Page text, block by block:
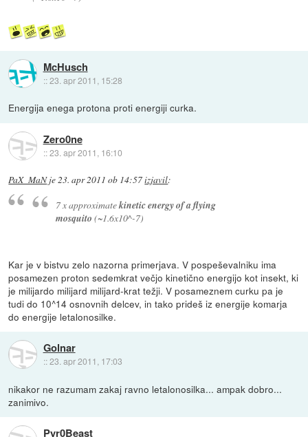
McHusch
::23. apr 2011, 15:28
Energija enega protona proti energiji curka.
Zero0ne
::23. apr 2011, 16:10
PaX_MaNje23. apr 2011 ob 14:57izjavil:
7 x approximatekinetic energy of a flying
mosquito (~1.6x10^-7)
Kar je v bistvu zelo nazorna primerjava. V pospeševalniku ima
posamezen proton sedemkrat večjo kinetično energijo kot insekt, ki
je milijardo milijard milijard-krat težji. V posameznem curku pa je
tudi do 10^14 osnovnih delcev, in tako prideš iz energije komarja
do energije letalonosilke.
Golnar
::23. apr 2011, 17:03
nikakor ne razumam zakaj ravno letalonosilka... ampak dobro...
zanimivo.
Pyr0Beast